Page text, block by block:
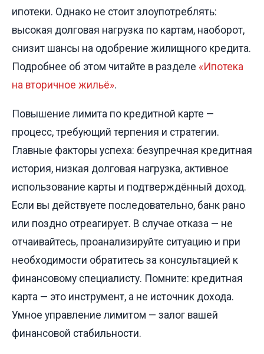
ипотеки. Однако не стоит злоупотреблять:
высокая долговая нагрузка по картам, наоборот,
снизит шансы на одобрение жилищного кредита.
Подробнее об этом читайте в разделе «Ипотека
на вторичное жильё».
Повышение лимита по кредитной карте —
процесс, требующий терпения и стратегии.
Главные факторы успеха: безупречная кредитная
история, низкая долговая нагрузка, активное
использование карты и подтверждённый доход.
Если вы действуете последовательно, банк рано
или поздно отреагирует. В случае отказа — не
отчаивайтесь, проанализируйте ситуацию и при
необходимости обратитесь за консультацией к
финансовому специалисту. Помните: кредитная
карта — это инструмент, а не источник дохода.
Умное управление лимитом — залог вашей
финансовой стабильности.